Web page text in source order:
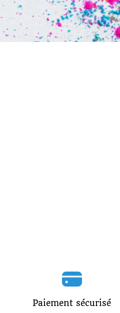
Paiement sécurisé